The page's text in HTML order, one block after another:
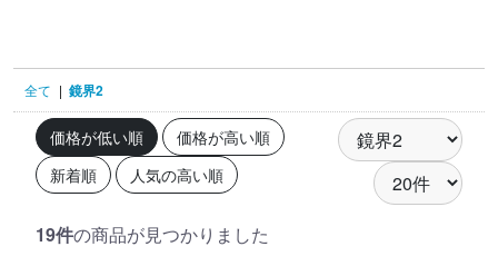
全て | 鏡界2
価格が低い順
価格が高い順
新着順
人気の高い順
19件の商品が見つかりました